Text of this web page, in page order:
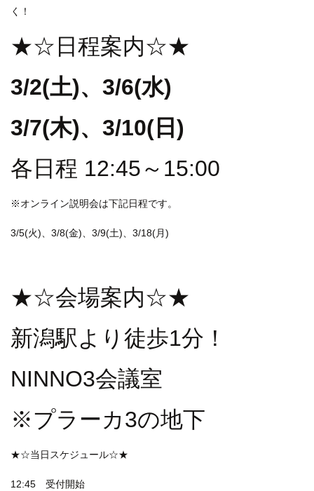
く！
★☆日程案内☆★
3/2(土)、3/6(水)
3/7(木)、3/10(日)
各日程 12:45～15:00
※オンライン説明会は下記日程です。
3/5(火)、3/8(金)、3/9(土)、3/18(月)
★☆会場案内☆★
新潟駅より徒歩1分！
NINNO3会議室
※プラーカ3の地下
★☆当日スケジュール☆★
12:45 受付開始